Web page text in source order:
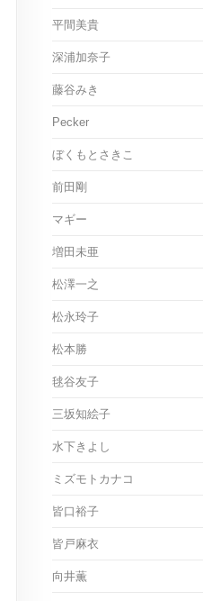
平間美貴
深浦加奈子
藤谷みき
Pecker
ぼくもとさきこ
前田剛
マギー
増田未亜
松澤一之
松永玲子
松本勝
毬谷友子
三坂知絵子
水下きよし
ミズモトカナコ
皆口裕子
皆戸麻衣
向井薫